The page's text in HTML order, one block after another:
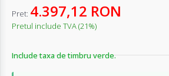
Pret: 4.397,12 RON
Pretul include TVA (21%)
Include taxa de timbru verde.